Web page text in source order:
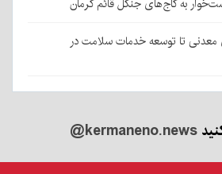
به کاج‌های جنگل قائم کرمان
معدنی تا توسعه خدمات سلامت در
@kermaneno.news